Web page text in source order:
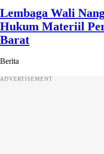
Lembaga Wali
Hukum Materiil
Barat
Berita
ADVERTISEMENT